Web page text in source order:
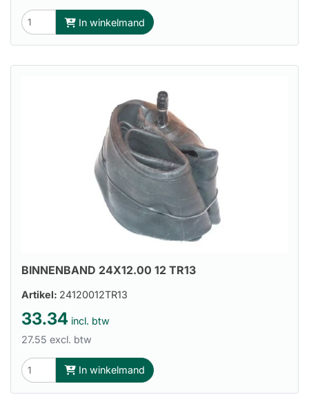
In winkelmand
BINNENBAND 24X12.00 12 TR13
Artikel: 24120012TR13
33.34 incl. btw
27.55 excl. btw
In winkelmand